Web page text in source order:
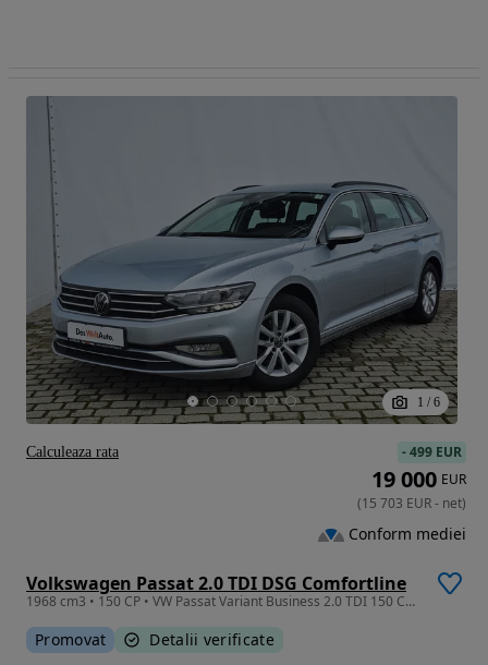
1 / 6
Volkswagen Passat 2.0 TDI DSG Comfortline
1968 cm3 • 150 CP • VW Passat Variant Business 2.0 TDI 150 CP DSG
Promovat Detalii verificate
-499 EUR
19 000 EUR
(15 703 EUR- net)
Conform mediei
Calculeaza rata